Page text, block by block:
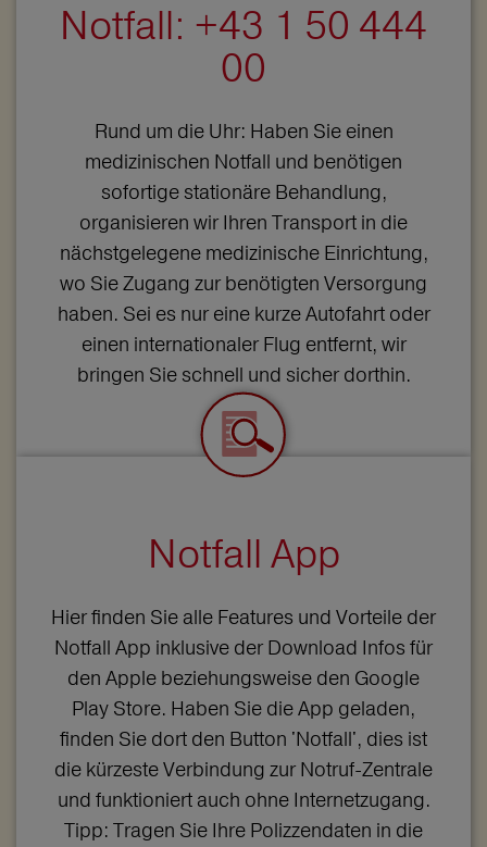
Notfall: +43 1 50 444
00
Rund um die Uhr: Haben Sie einen
medizinischen Notfall und benötigen
sofortige stationäre Behandlung,
organisieren wir Ihren Transport in die
nächstgelegene medizinische Einrichtung,
wo Sie Zugang zur benötigten Versorgung
haben. Sei es nur eine kurze Autofahrt oder
einen internationaler Flug entfernt, wir
bringen Sie schnell und sicher dorthin.
Notfall App
Hier finden Sie alle Features und Vorteile der
Notfall App inklusive der Download Infos für
den Apple beziehungsweise den Google
Play Store. Haben Sie die App geladen,
finden Sie dort den Button 'Notfall', dies ist
die kürzeste Verbindung zur Notruf-Zentrale
und funktioniert auch ohne Internetzugang.
Tipp: Tragen Sie Ihre Polizzendaten in die